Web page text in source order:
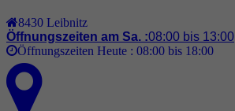
8430 Leibnitz
Öffnungszeiten am Sa. :08:00 bis 13:00
Öffnungszeiten Heute : 08:00 bis 18:00